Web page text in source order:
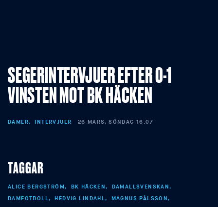
SEGERINTERVJUER EFTER 0-1
VINSTEN MOT BK HÄCKEN
DAMER INTERVJUER 26 MARS, SÖNDAG 16:07
TAGGAR
ALICE BERGSTRÖM BK HÄCKEN
DAMALLSVENSKAN
DAMFOTBOLL
HEDVIG LINDAHL
MAGNUS PÅLSSON